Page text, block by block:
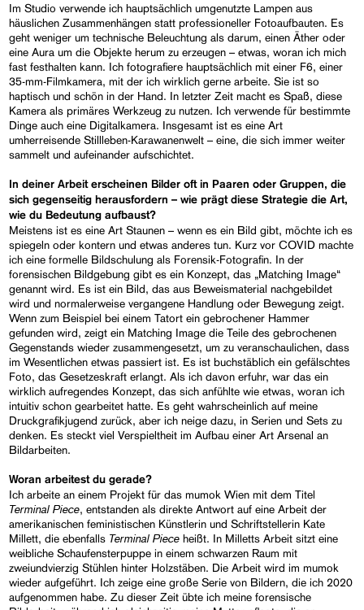
Im Studio verwende ich hauptsächlich umgenutzte Lampen aus
häuslichen Zusammenhängen statt professioneller Fotoaufbauten. Es
geht weniger um technische Beleuchtung als darum, einen Äther oder
eine Aura um die Objekte herum zu erzeugen – etwas, woran ich mich
fast festhalten kann. Ich fotografiere hauptsächlich mit einer F6, einer
35-mm-Filmkamera, mit der ich wirklich gerne arbeite. Sie ist so
haptisch und schön in der Hand. In letzter Zeit macht es Spaß, diese
Kamera als primäres Werkzeug zu nutzen. Ich verwende für bestimmte
Dinge auch eine Digitalkamera. Insgesamt ist es eine Art
umherreisende Stillleben-Karawanenwelt – eine, die sich immer weiter
sammelt und aufeinander aufschichtet.
In deiner Arbeit erscheinen Bilder oft in Paaren oder Gruppen, die
sich gegenseitig herausfordern – wie prägt diese Strategie die Art,
wie du Bedeutung aufbaust?
Meistens ist es eine Art Staunen – wenn es ein Bild gibt, möchte ich es
spiegeln oder kontern und etwas anderes tun. Kurz vor COVID machte
ich eine formelle Bildschulung als Forensik-Fotografin. In der
forensischen Bildgebung gibt es ein Konzept, das „Matching Image“
genannt wird. Es ist ein Bild, das aus Beweismaterial nachgebildet
wird und normalerweise vergangene Handlung oder Bewegung zeigt.
Wenn zum Beispiel bei einem Tatort ein gebrochener Hammer
gefunden wird, zeigt ein Matching Image die Teile des gebrochenen
Gegenstands wieder zusammengesetzt, um zu veranschaulichen, dass
im Wesentlichen etwas passiert ist. Es ist buchstäblich ein gefälschtes
Foto, das Gesetzeskraft erlangt. Als ich davon erfuhr, war das ein
wirklich aufregendes Konzept, das sich anfühlte wie etwas, woran ich
intuitiv schon gearbeitet hatte. Es geht wahrscheinlich auf meine
Druckgrafikjugend zurück, aber ich neige dazu, in Serien und Sets zu
denken. Es steckt viel Verspieltheit im Aufbau einer Art Arsenal an
Bildarbeiten.
Woran arbeitest du gerade?
Ich arbeite an einem Projekt für das mumok Wien mit dem Titel
Terminal Piece, entstanden als direkte Antwort auf eine Arbeit der
amerikanischen feministischen Künstlerin und Schriftstellerin Kate
Millett, die ebenfalls Terminal Piece heißt. In Milletts Arbeit sitzt eine
weibliche Schaufensterpuppe in einem schwarzen Raum mit
zweiundvierzig Stühlen hinter Holzstäben. Die Arbeit wird im mumok
wieder aufgeführt. Ich zeige eine große Serie von Bildern, die ich 2020
aufgenommen habe. Zu dieser Zeit übte ich meine forensische